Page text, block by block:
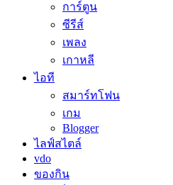
การ์ตูน
ซีรีส์
เพลง
เกาหลี
ไอที
สมาร์ทโฟน
เกม
Blogger
ไลฟ์สไตล์
vdo
ของกิน